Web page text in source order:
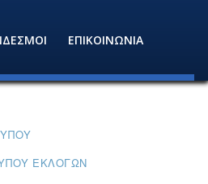
ΕΠΙΚΟΙΝΩΝΙΑ
ΕΚΛΟΓΏΝ